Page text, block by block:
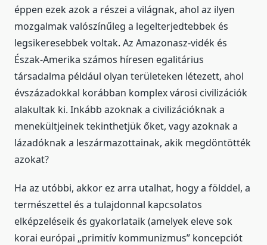
éppen ezek azok a részei a világnak, ahol az ilyen
mozgalmak valószínűleg a legelterjedtebbek és
legsikeresebbek voltak. Az Amazonasz-vidék és
Észak-Amerika számos híresen egalitárius
társadalma például olyan területeken létezett, ahol
évszázadokkal korábban komplex városi civilizációk
alakultak ki. Inkább azoknak a civilizációknak a
menekültjeinek tekinthetjük őket, vagy azoknak a
lázadóknak a leszármazottainak, akik megdöntötték
azokat?
Ha az utóbbi, akkor ez arra utalhat, hogy a földdel, a
természettel és a tulajdonnal kapcsolatos
elképzeléseik és gyakorlataik (amelyek eleve sok
korai európai „primitív kommunizmus” koncepciót